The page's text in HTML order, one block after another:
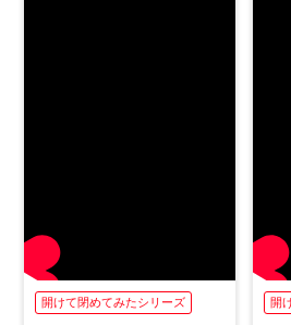
開けて閉めてみたシリーズ 開